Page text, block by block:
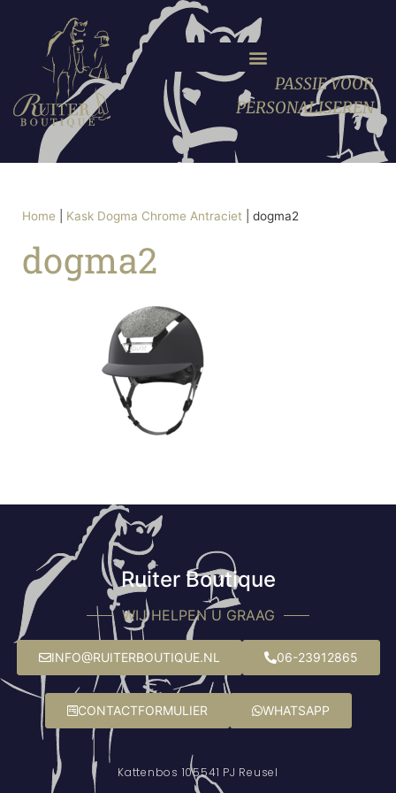
PASSIE VOOR
PERSONALISEREN
Home Kask Dogma Chrome Antraciet dogma2
dogma2
Ruiter Boutique
WIJ HELPEN U GRAAG
INFO@RUITERBOUTIQUE.NL 06-23912865
CONTACTFORMULIER WHATSAPP
Kattenbos 105541 PJ Reusel